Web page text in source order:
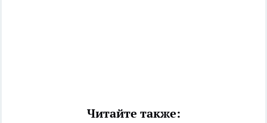
Читайте также: